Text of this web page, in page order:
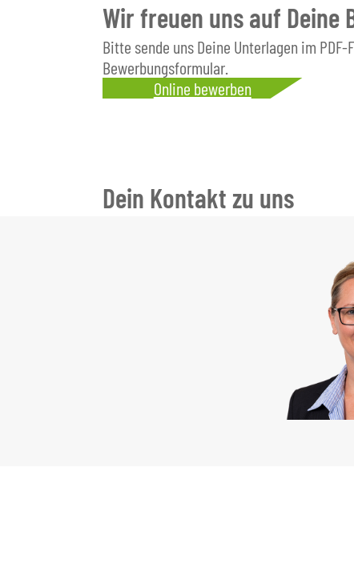
Wir freuen uns auf Deine
Bitte sende uns Deine Unterlagen im
Bewerbungsformular.
Online bewerben
Dein Kontakt zu uns